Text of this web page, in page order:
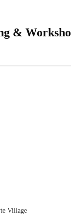
&
Village